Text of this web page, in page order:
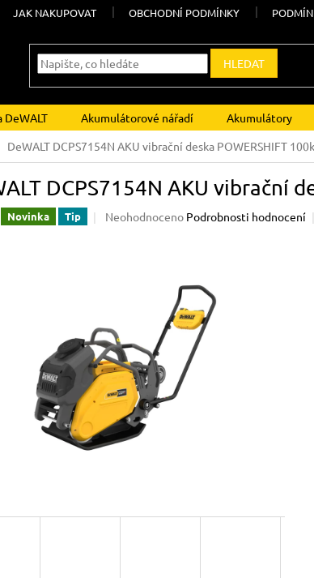
JAK NAKUPOVAT OBCHODNÍ PODMÍNKY
HLEDAT
DeWALT Akumulátorové nářadí Akumulátory
DeWALT DCPS7154N AKU vibrační deska POWERSHIFT
DCPS7154N AKU vibrační
Novinka Tip
Průměrné
Neohodnoceno Podrobnosti hodnocení